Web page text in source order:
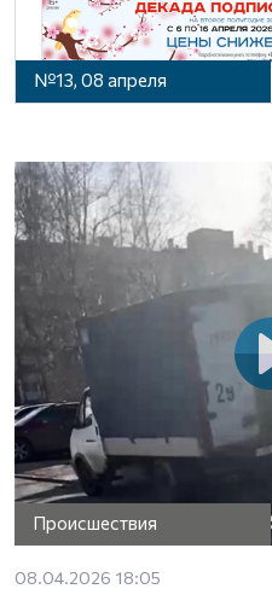
№13, 08 апреля
Происшествия
08.04.2026 18:05